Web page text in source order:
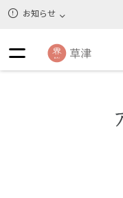
お知らせ